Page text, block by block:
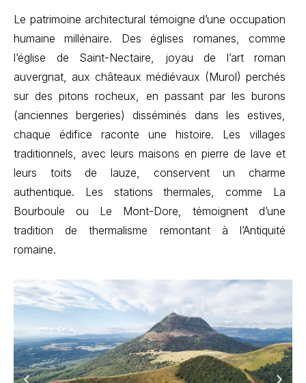
Le patrimoine architectural témoigne d’une occupation
humaine millénaire. Des églises romanes, comme
l’église de Saint-Nectaire, joyau de l’art roman
auvergnat, aux châteaux médiévaux (Murol) perchés
sur des pitons rocheux, en passant par les burons
(anciennes bergeries) disséminés dans les estives,
chaque édifice raconte une histoire. Les villages
traditionnels, avec leurs maisons en pierre de lave et
leurs toits de lauze, conservent un charme
authentique. Les stations thermales, comme La
Bourboule ou Le Mont-Dore, témoignent d’une
tradition de thermalisme remontant à l’Antiquité
romaine.